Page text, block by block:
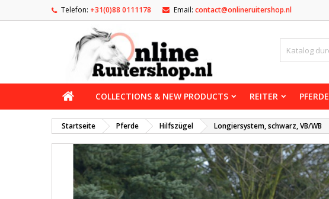
Telefon: +31(0)88 0111178 Email: contact@onlineruitershop.nl
COLLECTIONS & NEW PRODUCTS REITER PFERDE
Startseite Pferde Hilfszügel Longiersystem, schwarz, VB/WB